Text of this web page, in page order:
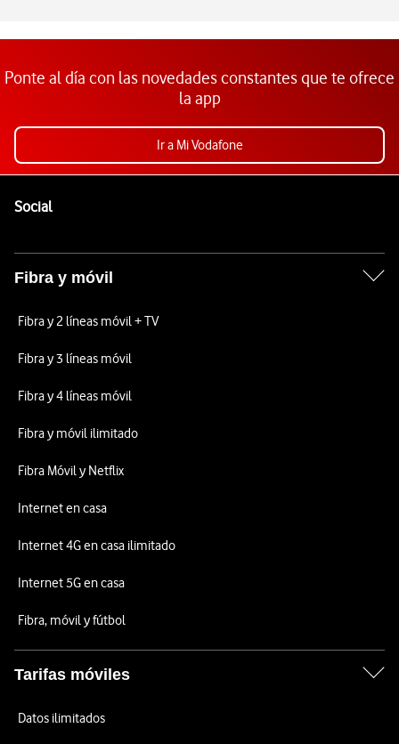
Ponte al día con las novedades constantes que te ofrece
la app
Ir a Mi Vodafone
SocialEnlaces a las redes sociales de Vodafone
Fibra y móvil
Fibra y 2 líneas móvil + TV
Fibra y 3 líneas móvil
Fibra y 4 líneas móvil
Fibra y móvil ilimitado
Fibra Móvil y Netflix
Internet en casa
Internet 4G en casa ilimitado
Internet 5G en casa
Fibra, móvil y fútbol
Tarifas móviles
Datos ilimitados